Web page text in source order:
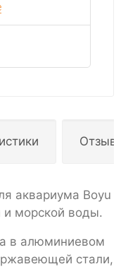
аквариума Boyu
и морской воды.
в алюминиевом
стали,